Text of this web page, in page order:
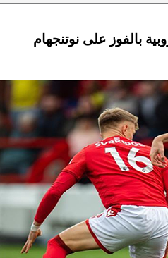
بالفوز على نوتنجهام